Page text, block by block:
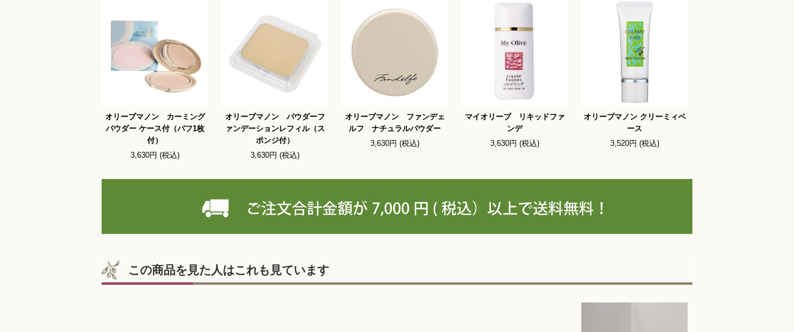
オリーブマノン カーミング
パウダー ケース付（パフ1枚
付）
3,630円 (税込)
オリーブマノン パウダーフ
ァンデーションレフィル（ス
ポンジ付）
3,630円 (税込)
オリーブマノン ファンデェ
ルフ ナチュラルパウダー
3,630円 (税込)
マイオリーブ リキッドファ
ンデ
3,630円 (税込)
オリーブマノン クリーミィベ
ース
3,520円 (税込)
この商品を見た人はこれも見ています